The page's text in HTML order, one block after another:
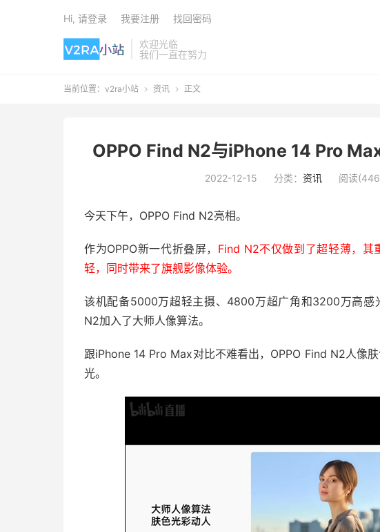
欢迎光临
我们一直在努力
Hi, 请登录 我要注册 找回密码
当前位置： v2ra小站  资讯  正文
OPPO Find N2与iPhone 14 Pro
2022-12-15 分类： 资讯 阅读
今天下午，OPPO Find N2亮相。
作为OPPO新一代折叠屏， Find N2不仅做到了超轻薄，
轻，同时带来了旗舰影像体验。
该机配备5000万超轻主摄、4800万超广角和3200万高感
N2加入了大师人像算法。
跟iPhone 14 Pro Max对比不难看出，OPPO Find N2人像
光。